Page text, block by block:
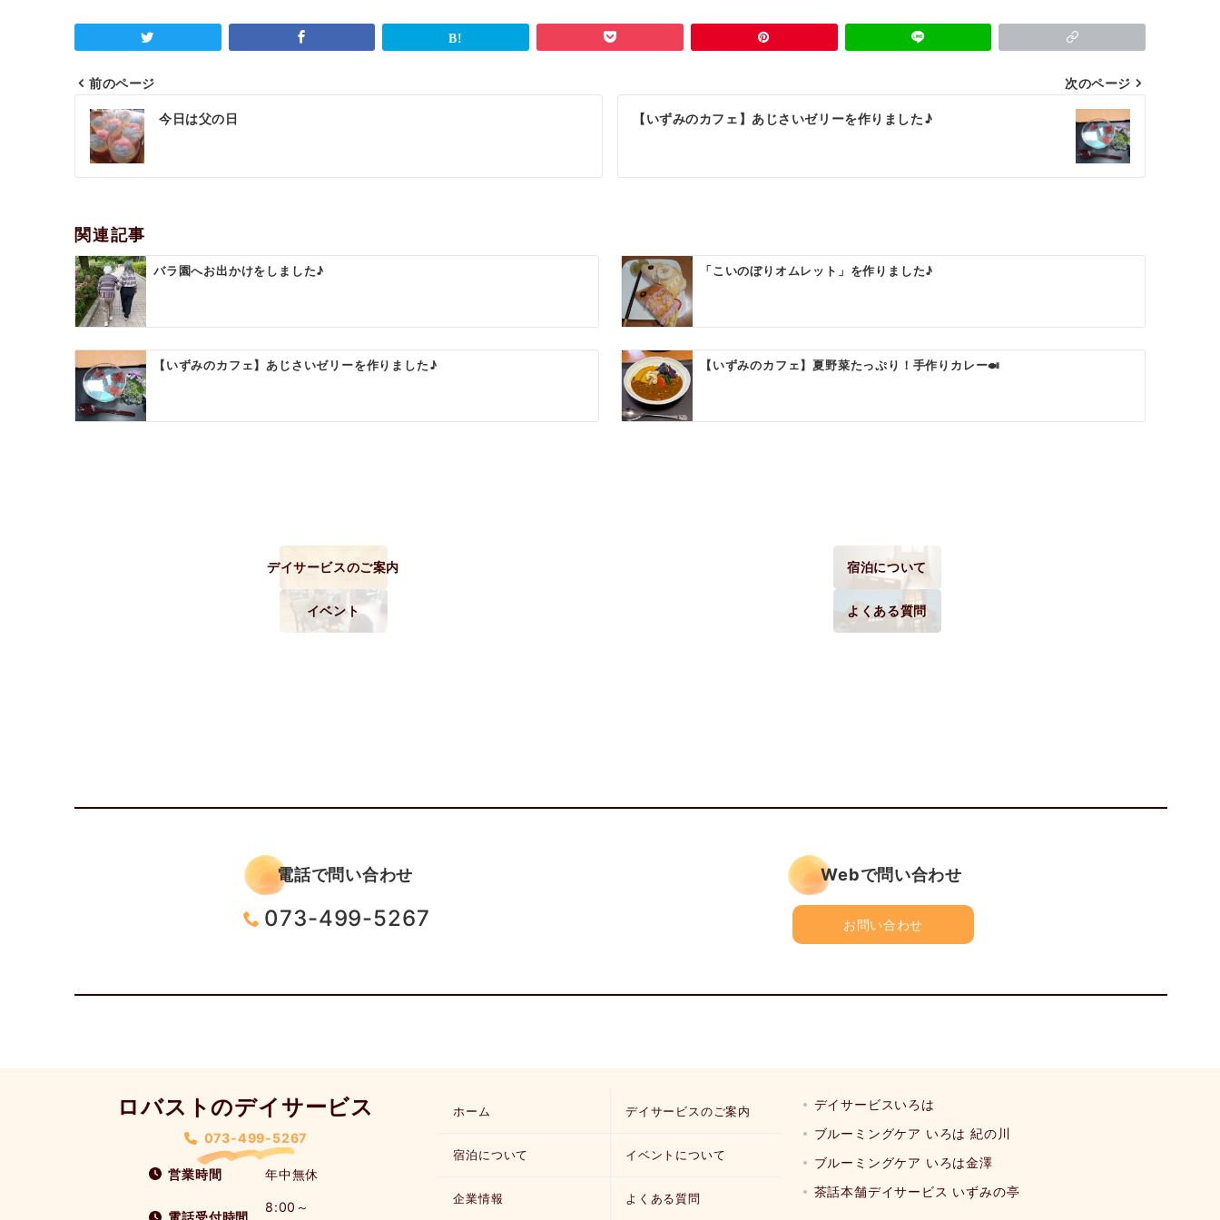
投
稿
ナ
ゲ
ー
シ
ョ
ン
前のページ
今日は父の日
次のページ
【いずみのカフェ】あじさいゼリーを作りました♪
関連記事
バラ園へお出かけをしました♪ 「こいのぼりオムレット」を作りました♪
【いずみのカフェ】あじさいゼリーを作りました♪ 【いずみのカフェ】夏野菜たっぷり！手作りカレー🍛
デイサービスのご案内 宿泊について
イベント よくある質問
電話で問い合わせ
073-499-5267
Webで問い合わせ
お問い合わせ
ロバストのデイサービス
073-499-5267
営業時間 年中無休
電話受付時間
8:00～
ホーム デイサービスのご案内
宿泊について イベントについて
企業情報 よくある質問
デイサービスいろは
ブルーミングケア いろは 紀の川
ブルーミングケア いろは金澤
茶話本舗デイサービス いずみの亭